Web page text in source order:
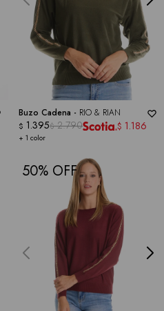
Buzo Cadena - RIO & RIAN
+ 1 color
$ 1.395$ 2.790 $ 1.186
50